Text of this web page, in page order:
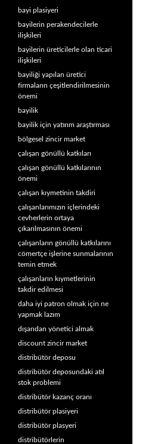
bayi plasiyeri
bayilerin perakendecilerle
ilişkileri
bayilerin üreticilerle olan ticari
ilişkileri
bayiliği yapılan üretici
firmaların çeşitlendirilmesinin
önemi
bayilik
bayilik için yatırım araştırması
bölgesel zincir market
çalışan gönüllü katkıları
çalışan gönüllü katkılarının
önemi
çalışan kıymetinin takdiri
çalışanlarımızın içlerindeki
cevherlerin ortaya
çıkarılmasının önemi
çalışanların gönüllü katkılarını
cömertçe işlerine sunmalarının
temin etmek
çalışanların kıymetlerinin
takdir edilmesi
daha iyi patron olmak için ne
yapmak lazım
dışarıdan yönetici almak
discount zincir market
distribütör deposu
distribütör deposundaki atıl
stok problemi
distribütör kazanç oranı
distribütör plasiyeri
distribütör plasyeri
distribütörlerin